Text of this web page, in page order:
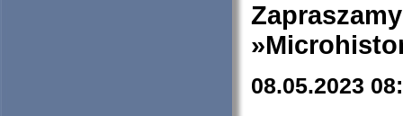
08.05.2023